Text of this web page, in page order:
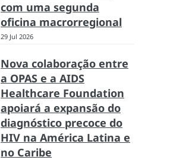
com uma segunda
oficina macrorregional
29 Jul 2026
Nova colaboração entre
a OPAS e a AIDS
Healthcare Foundation
apoiará a expansão do
diagnóstico precoce do
HIV na América Latina e
no Caribe